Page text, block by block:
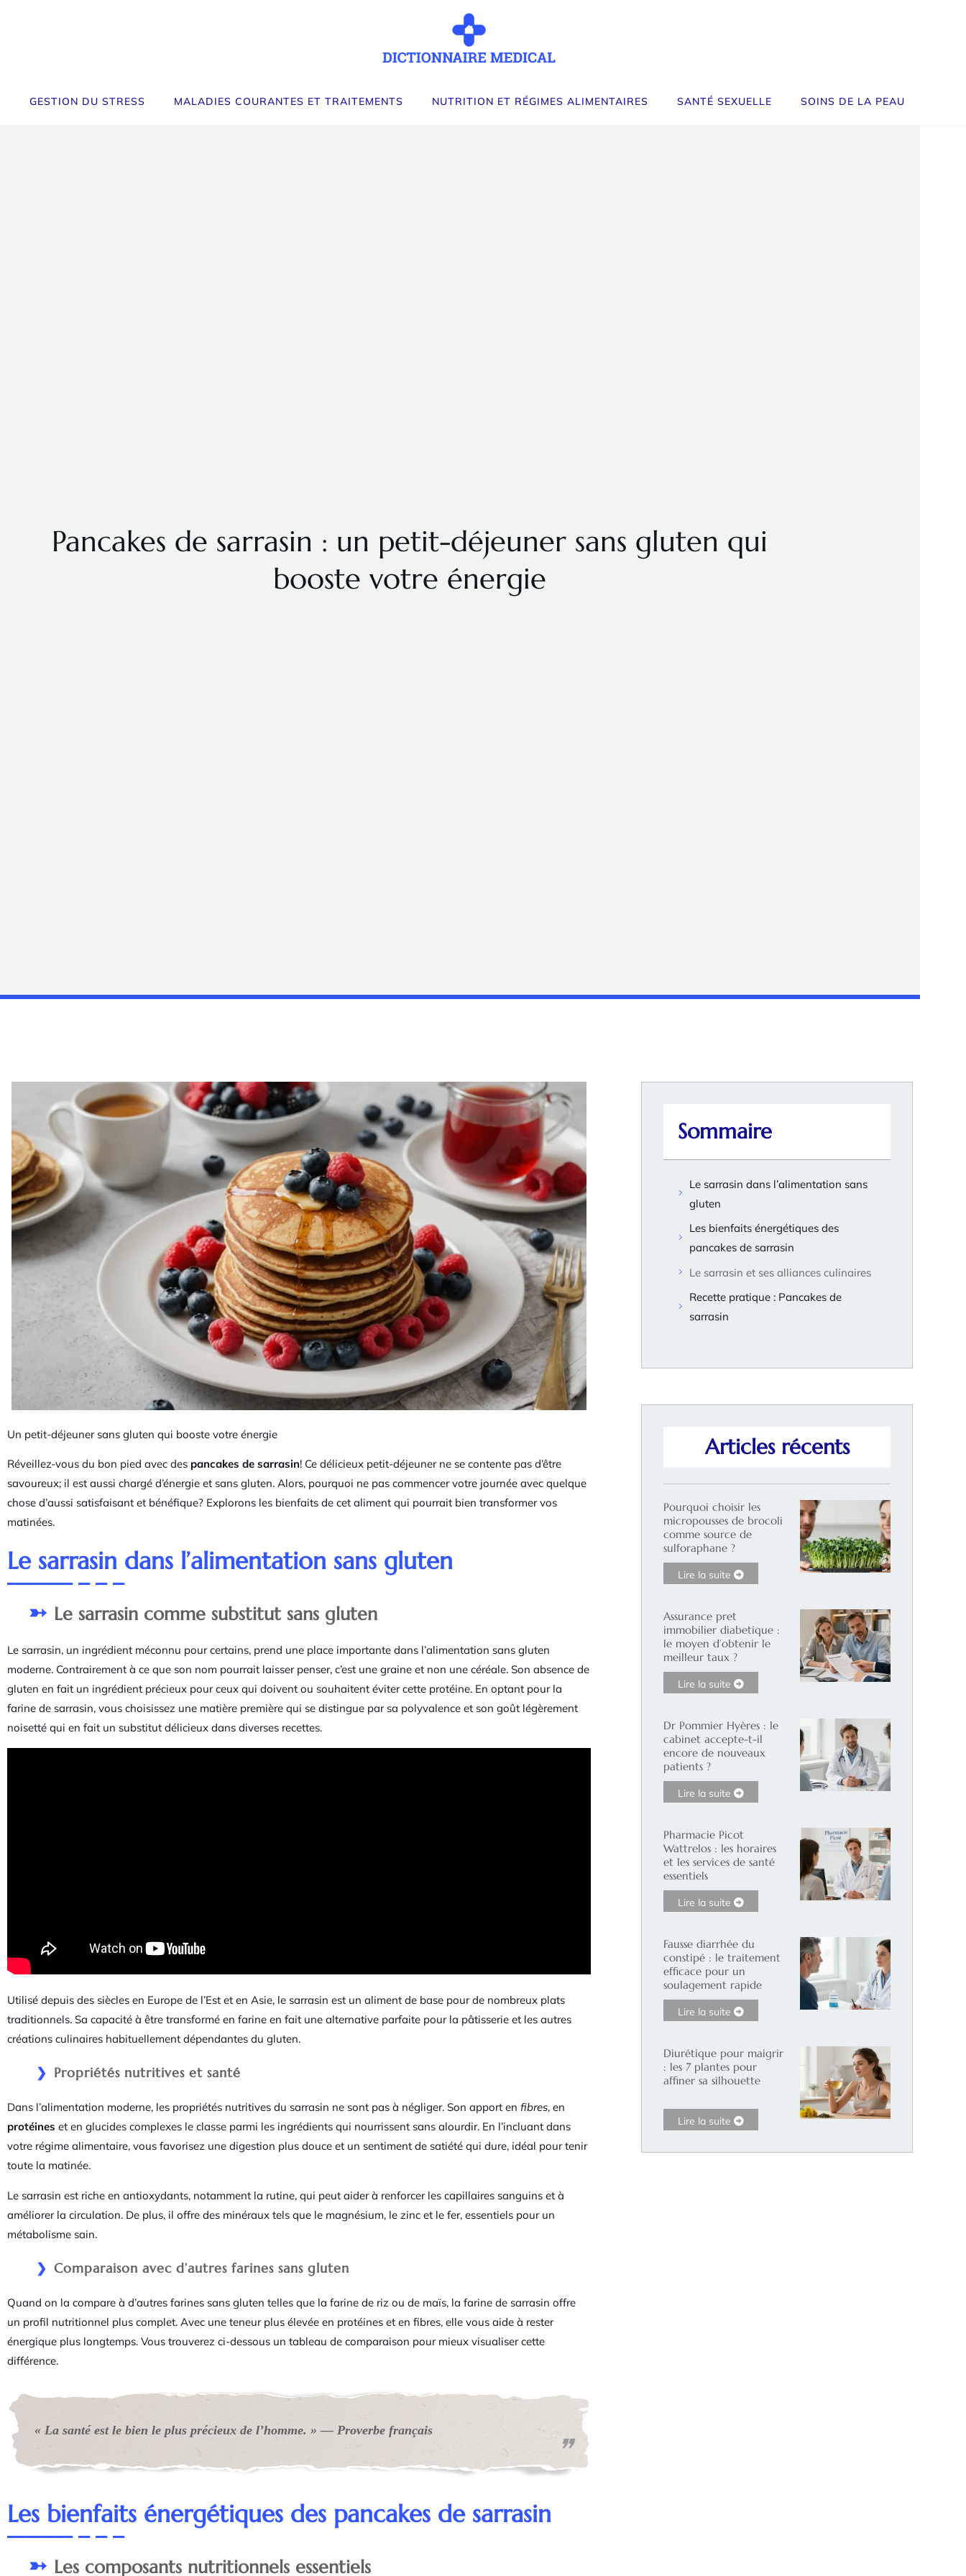
GESTION DU STRESS MALADIES COURANTES ET TRAITEMENTS NUTRITION ET RÉGIMES ALIMENTAIRES SANTÉ SEXUELLE SOINS DE LA PEAU
Pancakes de sarrasin : un petit-déjeuner sans gluten qui
booste votre énergie
Un petit-déjeuner sans gluten qui booste votre énergie
Réveillez-vous du bon pied avec des pancakes de sarrasin! Ce délicieux petit-déjeuner ne se contente pas d’être
savoureux; il est aussi chargé d’énergie et sans gluten. Alors, pourquoi ne pas commencer votre journée avec quelque
chose d’aussi satisfaisant et bénéfique? Explorons les bienfaits de cet aliment qui pourrait bien transformer vos
matinées.
Le sarrasin dans l’alimentation sans gluten
Le sarrasin comme substitut sans gluten
Le sarrasin, un ingrédient méconnu pour certains, prend une place importante dans l’alimentation sans gluten
moderne. Contrairement à ce que son nom pourrait laisser penser, c’est une graine et non une céréale. Son absence de
gluten en fait un ingrédient précieux pour ceux qui doivent ou souhaitent éviter cette protéine. En optant pour la
farine de sarrasin, vous choisissez une matière première qui se distingue par sa polyvalence et son goût légèrement
noisetté qui en fait un substitut délicieux dans diverses recettes.
Utilisé depuis des siècles en Europe de l’Est et en Asie, le sarrasin est un aliment de base pour de nombreux plats
traditionnels. Sa capacité à être transformé en farine en fait une alternative parfaite pour la pâtisserie et les autres
créations culinaires habituellement dépendantes du gluten.
Propriétés nutritives et santé
Dans l’alimentation moderne, les propriétés nutritives du sarrasin ne sont pas à négliger. Son apport en fibres, en
protéines et en glucides complexes le classe parmi les ingrédients qui nourrissent sans alourdir. En l’incluant dans
votre régime alimentaire, vous favorisez une digestion plus douce et un sentiment de satiété qui dure, idéal pour tenir
toute la matinée.
Le sarrasin est riche en antioxydants, notamment la rutine, qui peut aider à renforcer les capillaires sanguins et à
améliorer la circulation. De plus, il offre des minéraux tels que le magnésium, le zinc et le fer, essentiels pour un
métabolisme sain.
Comparaison avec d’autres farines sans gluten
Quand on la compare à d’autres farines sans gluten telles que la farine de riz ou de maïs, la farine de sarrasin offre
un profil nutritionnel plus complet. Avec une teneur plus élevée en protéines et en fibres, elle vous aide à rester
énergique plus longtemps. Vous trouverez ci-dessous un tableau de comparaison pour mieux visualiser cette
différence.
« La santé est le bien le plus précieux de l’homme. » — Proverbe français
Les bienfaits énergétiques des pancakes de sarrasin
Les composants nutritionnels essentiels
Sommaire
Le sarrasin dans l’alimentation sans
gluten
Les bienfaits énergétiques des
pancakes de sarrasin
Le sarrasin et ses alliances culinaires
Recette pratique : Pancakes de
sarrasin
Articles récents
Pourquoi choisir les
micropousses de brocoli
comme source de
sulforaphane ?
Lire la suite
Assurance pret
immobilier diabetique :
le moyen d’obtenir le
meilleur taux ?
Lire la suite
Dr Pommier Hyères : le
cabinet accepte-t-il
encore de nouveaux
patients ?
Lire la suite
Pharmacie Picot
Wattrelos : les horaires
et les services de santé
essentiels
Lire la suite
Fausse diarrhée du
constipé : le traitement
efficace pour un
soulagement rapide
Lire la suite
Diurétique pour maigrir
: les 7 plantes pour
affiner sa silhouette
Lire la suite